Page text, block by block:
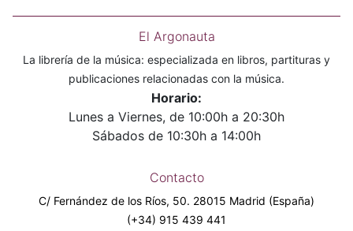
El Argonauta
La librería de la música: especializada en libros, partituras y
publicaciones relacionadas con la música.
Horario:
Lunes a Viernes, de 10:00h a 20:30h
Sábados de 10:30h a 14:00h
Contacto
C/ Fernández de los Ríos, 50. 28015 Madrid (España)
(+34) 915 439 441